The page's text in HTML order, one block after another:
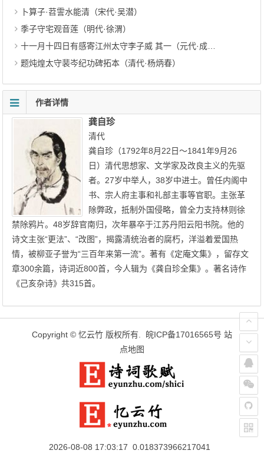
卜算子·苕霅水能清（宋代·吴潜）
季子守宅观音莲（明代·徐渭）
十一月十四日有感寄江州太守李子威 其一（元代·成廷圭）
题炖煌太守裴岑纪功碑拓本（清代·杨炳春）
作者详情
龚自珍
清代
龚自珍（1792年8月22日～1841年9月26
日）清代思想家、文学家及改良主义的先驱
者。27岁中举人，38岁中进士。曾任内阁中
书、宗人府主事和礼部主事等官职。主张革
除弊政，抵制外国侵略，曾全力支持林则徐
禁除鸦片。48岁辞官南归，次年暴卒于江苏丹阳云阳书院。他的
诗文主张“更法”、“改图”，揭露清统治者的腐朽，洋溢着爱国热
情，被柳亚子誉为“三百年来第一流”。著有《定庵文集》，留存文
章300余篇，诗词近800首，今人辑为《龚自珍全集》。著名诗作
《己亥杂诗》共315首。
Copyright © 忆云竹 版权所有. 皖ICP备17016565号 站
点地图
2026-08-08 17:03:17 0.018373966217041